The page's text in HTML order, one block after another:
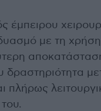
έμπειρου
με τη
δραστηριότητα
πλήρως